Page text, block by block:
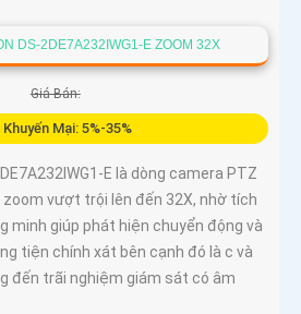
DS-2DE7A232IWG1-E ZOOM 32X
Giá Bán:
Khuyến Mại: 5%-35%
E là dòng camera PTZ
vượt trội lên đến 32X, nhờ tích
minh giúp phát hiện chuyển động và
tiện chính xát bên cạnh đó là c và
đến trãi nghiệm giám sát có âm